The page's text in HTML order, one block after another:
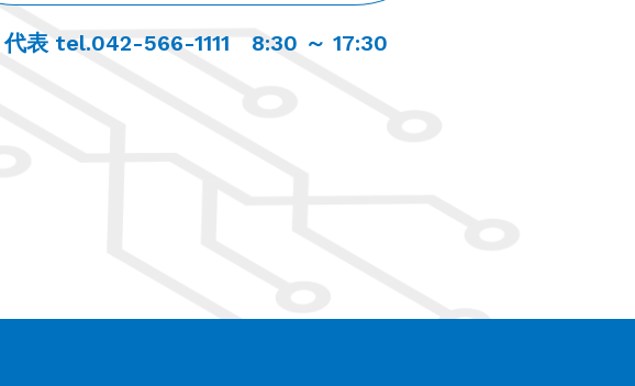
代表 tel.042-566-1111 8:30 ～ 17:30